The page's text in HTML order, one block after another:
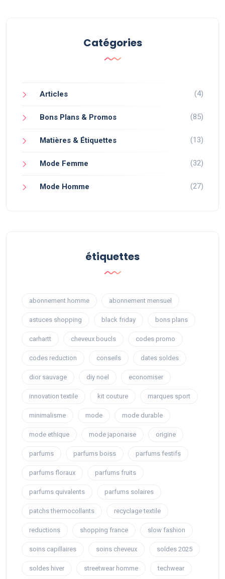
Catégories
Articles (4)
Bons Plans & Promos (85)
Matières & Étiquettes (13)
Mode Femme (32)
Mode Homme (27)
étiquettes
abonnement homme abonnement mensuel
astuces shopping black friday bons plans
carhartt cheveux boucls codes promo
codes reduction conseils dates soldes
dior sauvage diy noel economiser
innovation textile kit couture marques sport
minimalisme mode mode durable
mode ethique mode japonaise origine
parfums parfums boiss parfums festifs
parfums floraux parfums fruits
parfums quivalents parfums solaires
patchs thermocollants recyclage textile
reductions shopping france slow fashion
soins capillaires soins cheveux soldes 2025
soldes hiver streetwear homme techwear